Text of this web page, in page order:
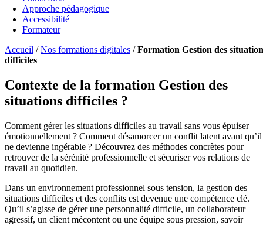
Approche pédagogique
Accessibilité
Formateur
Accueil /Nos formations digitales /Formation Gestion des
difficiles
Contexte de la formation Gestion des
situations difficiles ?
Comment gérer les situations difficiles au travail sans vous épuiser
émotionnellement ? Comment désamorcer un conflit latent avant qu’il
ne devienne ingérable ? Découvrez des méthodes concrètes pour
retrouver de la sérénité professionnelle et sécuriser vos relations de
travail au quotidien.
Dans un environnement professionnel sous tension, la gestion des
situations difficiles et des conflits est devenue une compétence clé.
Qu’il s’agisse de gérer une personnalité difficile, un collaborateur
agressif, un client mécontent ou une équipe sous pression, savoir